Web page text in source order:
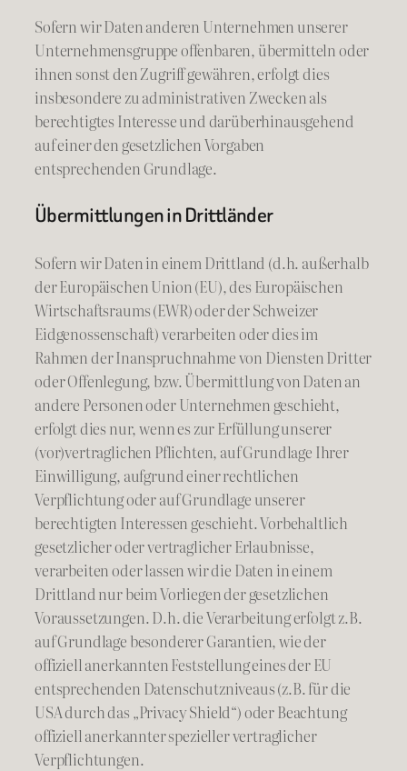
Sofern wir Daten anderen Unternehmen unserer
Unternehmensgruppe offenbaren, übermitteln oder
ihnen sonst den Zugriff gewähren, erfolgt dies
insbesondere zu administrativen Zwecken als
berechtigtes Interesse und darüberhinausgehend
auf einer den gesetzlichen Vorgaben
entsprechenden Grundlage.
Übermittlungen in Drittländer
Sofern wir Daten in einem Drittland (d.h. außerhalb
der Europäischen Union (EU), des Europäischen
Wirtschaftsraums (EWR) oder der Schweizer
Eidgenossenschaft) verarbeiten oder dies im
Rahmen der Inanspruchnahme von Diensten Dritter
oder Offenlegung, bzw. Übermittlung von Daten an
andere Personen oder Unternehmen geschieht,
erfolgt dies nur, wenn es zur Erfüllung unserer
(vor)vertraglichen Pflichten, auf Grundlage Ihrer
Einwilligung, aufgrund einer rechtlichen
Verpflichtung oder auf Grundlage unserer
berechtigten Interessen geschieht. Vorbehaltlich
gesetzlicher oder vertraglicher Erlaubnisse,
verarbeiten oder lassen wir die Daten in einem
Drittland nur beim Vorliegen der gesetzlichen
Voraussetzungen. D.h. die Verarbeitung erfolgt z.B.
auf Grundlage besonderer Garantien, wie der
offiziell anerkannten Feststellung eines der EU
entsprechenden Datenschutzniveaus (z.B. für die
USA durch das „Privacy Shield“) oder Beachtung
offiziell anerkannter spezieller vertraglicher
Verpflichtungen.